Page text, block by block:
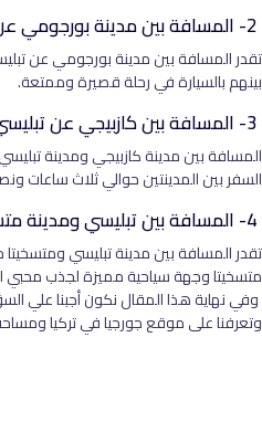
بينهم بالسيارة في رحلة قصيرة وممتعة.
السفر بين المدينتين حوالي ثلاث ساعات
متسخيتا وجهة سياحية مميزة لجذب محبي
وفي نهاية هذا المقال نكون أجبنا علي
وتعرفنا على موقع جورجيا في تركيا